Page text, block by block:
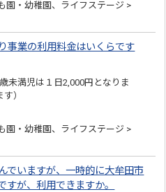
園・幼稚園、ライフステージ >
事業の利用料金はいくらです
未満児は１日2,000円となりま
）
園・幼稚園、ライフステージ >
でいますが、一時的に大牟田市
すが、利用できますか。